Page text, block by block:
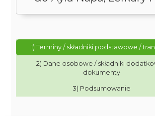
1) Terminy / składniki podstawowe /
2) Dane osobowe / składniki
dokumenty
3) Podsumowanie